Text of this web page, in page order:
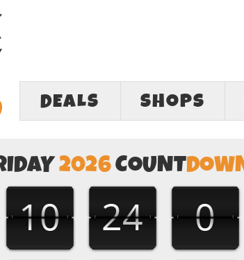
DEALS SHOPS
2026COUNT
10 23 59